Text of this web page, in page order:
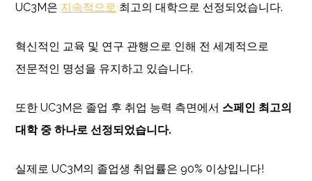
UC3M은 지속적으로 최고의 대학으로 선정되었습니다.
혁신적인 교육 및 연구 관행으로 인해 전 세계적으로
전문적인 명성을 유지하고 있습니다.
또한 UC3M은 졸업 후 취업 능력 측면에서 스페인 최고의
대학 중 하나로 선정되었습니다.
실제로 UC3M의 졸업생 취업률은 90% 이상입니다!